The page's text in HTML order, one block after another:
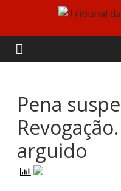
content
Tribunal
da
Relação
de
Coimbra
Pena
arguido